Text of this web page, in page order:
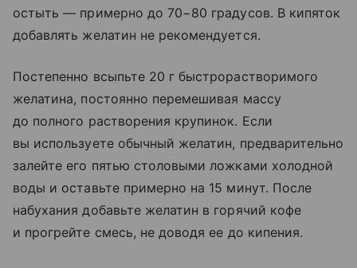
остыть — примерно до 70−80 градусов. В кипяток
добавлять желатин не рекомендуется.
Постепенно всыпьте 20 г быстрорастворимого
желатина, постоянно перемешивая массу
до полного растворения крупинок. Если
вы используете обычный желатин, предварительно
залейте его пятью столовыми ложками холодной
воды и оставьте примерно на 15 минут. После
набухания добавьте желатин в горячий кофе
и прогрейте смесь, не доводя ее до кипения.